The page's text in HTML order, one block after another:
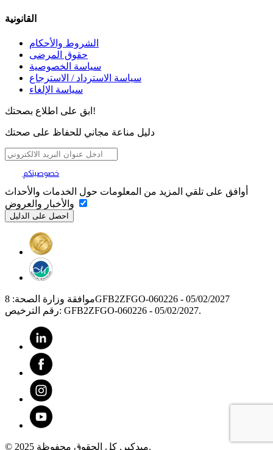
القانونية
الشروط والأحكام
حقوق المرضى
سياسة الخصوصية
سياسة الاسترداد / الاسترجاع
سياسة الإلغاء
ابق على اطلاع بصحتك!
دليل مناعة مجاني للحفاظ على صحتك
خصوصيتكم
أوافق على تلقي المزيد من المعلومات حول الخدمات والأحداث
موافقة وزارة الصحة: 8GFB2ZFGO-060226 - 05/02/2027
رقم الترخيص: GFB2ZFGO-060226 - 05/02/2027.
© 2025 ميدكير. كل الحقوق محفوظة.